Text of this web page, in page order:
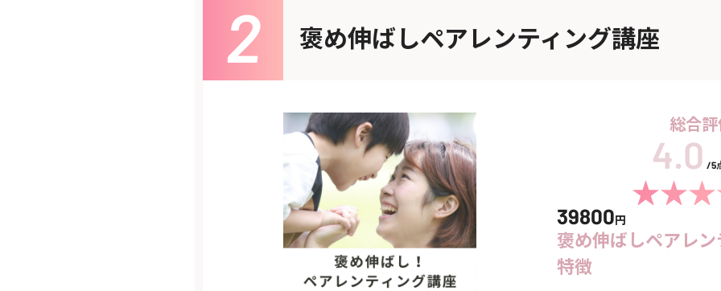
褒め伸ばしペアレンティング講座
総合
/5
39800円
褒め伸ばしペアレ
特徴